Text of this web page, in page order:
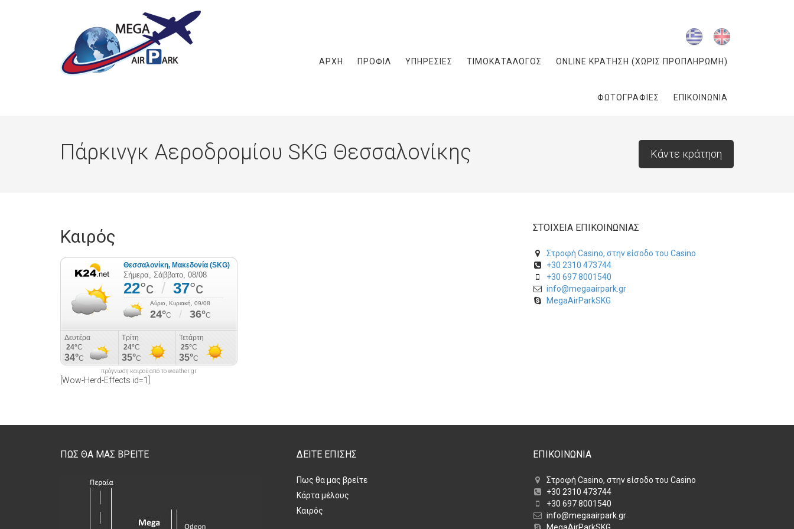
ΑΡΧΗ ΠΡΟΦΙΛ ΥΠΗΡΕΣΙΕΣ ΤΙΜΟΚΑΤΑΛΟΓΟΣ ONLINE ΚΡΑΤΗΣΗ (ΧΩΡΙΣ ΠΡΟΠΛΗΡΩΜΗ)
ΦΩΤΟΓΡΑΦΙΕΣ ΕΠΙΚΟΙΝΩΝΙΑ
Πάρκινγκ Αεροδρομίου SKG Θεσσαλονίκης Κάντε κράτηση
Καιρός
πρόγνωση καιρού από το weather.gr
[Wow-Herd-Effects id=1]
ΣΤΟΙΧΕΙΑ ΕΠΙΚΟΙΝΩΝΙΑΣ
Στροφή Casino, στην είσοδο του Casino
+30 2310 473744
+30 697 8001540
info@megaairpark.gr
MegaAirParkSKG
ΠΩΣ ΘΑ ΜΑΣ ΒΡΕΙΤΕ ΔΕΙΤΕ ΕΠΙΣΗΣ
Πως θα μας βρείτε
Κάρτα μέλους
Καιρός
ΕΠΙΚΟΙΝΩΝΙΑ
Στροφή Casino, στην είσοδο του Casino
+30 2310 473744
+30 697 8001540
info@megaairpark.gr